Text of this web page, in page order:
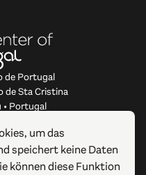
de Portugal
de Sta Cristina
• Portugal
um das
speichert keine Daten
können diese Funktion